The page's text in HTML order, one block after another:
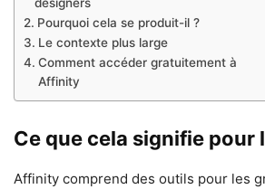
designers
Pourquoi cela se produit-il ?
Le contexte plus large
Comment accéder gratuitement à
Affinity
Ce que cela signifie pour
Affinity comprend des outils pour les